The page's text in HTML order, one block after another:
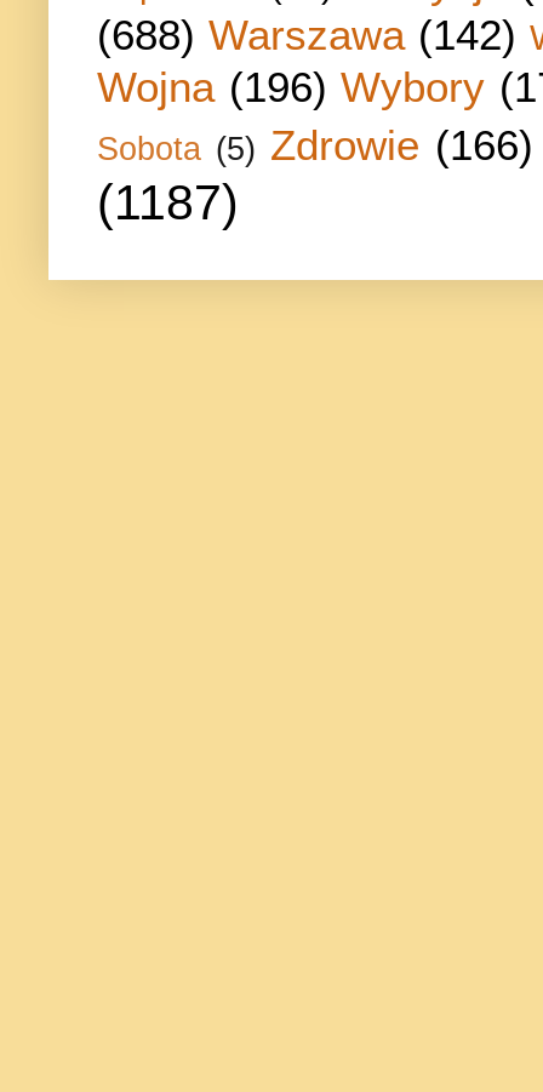
(688) Warszawa (142)
Wojna (196) Wybory
Sobota (5) Zdrowie (166)
(1187)